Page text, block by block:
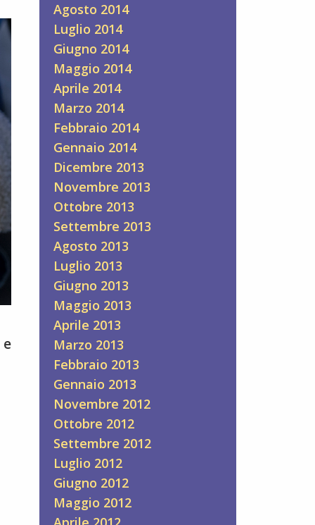
Agosto 2014
Luglio 2014
Giugno 2014
Maggio 2014
Aprile 2014
Marzo 2014
Febbraio 2014
Gennaio 2014
Dicembre 2013
Novembre 2013
Ottobre 2013
Settembre 2013
Agosto 2013
Luglio 2013
Giugno 2013
Maggio 2013
Aprile 2013
Marzo 2013
Febbraio 2013
Gennaio 2013
Novembre 2012
Ottobre 2012
Settembre 2012
Luglio 2012
Giugno 2012
Maggio 2012